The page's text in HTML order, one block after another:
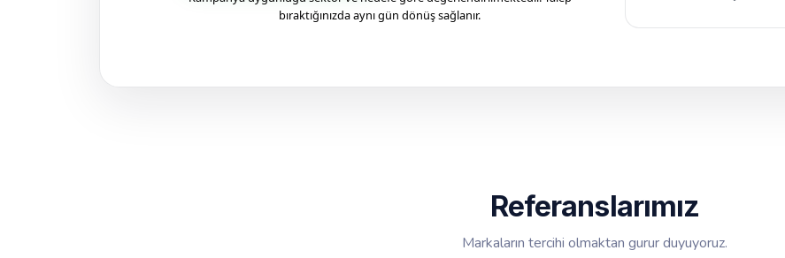
bıraktığınızda aynı gün dönüş sağlanır.
Referanslarımız
Markaların tercihi olmaktan gurur duyuyoruz.